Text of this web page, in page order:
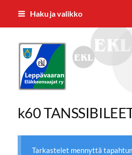
Siirry
Haku ja valikko
Leppävaaran
k60
Tarkastelet mennyttä